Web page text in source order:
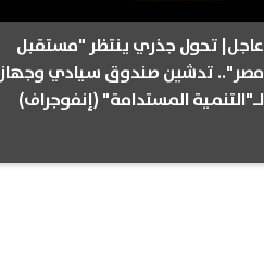
عاجل| تحول جذري ينتظر "مستقبل
مصر".. تدشين صندوق سيادي وجهاز
لـ"التنمية المستدامة" (إنفوجراف)